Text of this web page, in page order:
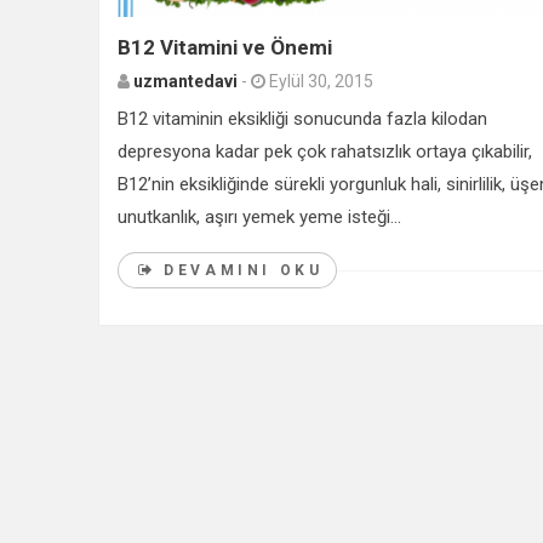
B12 Vitamini ve Önemi
uzmantedavi - Eylül 30, 2015
B12 vitaminin eksikliği sonucunda fazla kilodan
depresyona kadar pek çok rahatsızlık ortaya çıkabilir,
B12’nin eksikliğinde sürekli yorgunluk hali, sinirlilik,
unutkanlık, aşırı yemek yeme isteği...
DEVAMINI OKU